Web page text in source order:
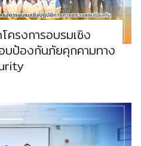
ครงการอบรมเชิง
บป้องกันภัยคุกคามทาง